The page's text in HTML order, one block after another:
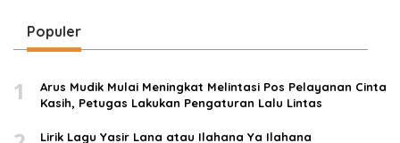
Populer
1
Arus Mudik Mulai Meningkat Melintasi Pos Pelayanan Cinta
Kasih, Petugas Lakukan Pengaturan Lalu Lintas
Lirik Lagu Yasir Lana atau Ilahana Ya Ilahana